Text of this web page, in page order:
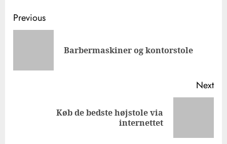
Post
navigation
Previous
Barbermaskiner og kontorstole
Next
Køb de bedste højstole via
internettet